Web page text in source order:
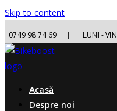
Skip to content
0749 98 74 69 | LUNI -
Acasă
Despre noi